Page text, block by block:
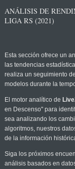
ANÁLISIS DE
LIGA RS (2021)
Esta sección ofrece un
las tendencias
realiza un seguimiento
modelos durante la
El motor analítico de
en Descenso" para
sea analizando los
algoritmos, nuestros
de la información
Siga los próximos
análisis basados en